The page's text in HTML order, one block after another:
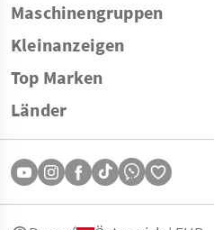
Maschinengruppen
Kleinanzeigen
Top Marken
Länder